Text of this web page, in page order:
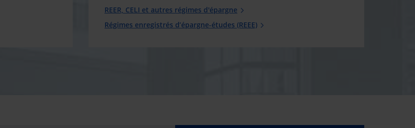
REER, CELI et autres régimes d'épargne
Régimes enregistrés d’épargne-études (REEE)